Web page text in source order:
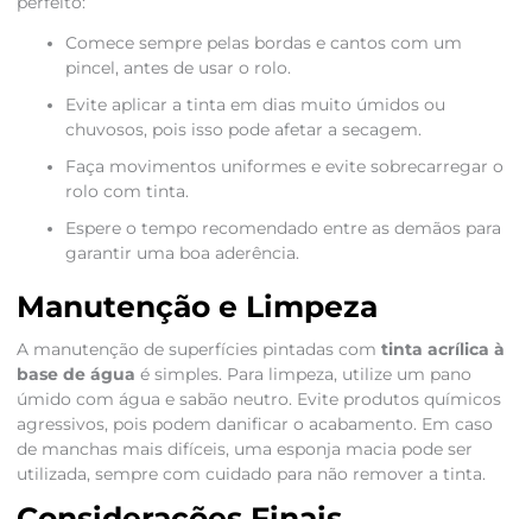
Comece sempre pelas bordas e cantos com um
pincel, antes de usar o rolo.
Evite aplicar a tinta em dias muito úmidos ou
chuvosos, pois isso pode afetar a secagem.
Faça movimentos uniformes e evite sobrecarregar o
rolo com tinta.
Espere o tempo recomendado entre as demãos para
garantir uma boa aderência.
Manutenção e Limpeza
A manutenção de superfícies pintadas com tinta acrílica à
base de água é simples. Para limpeza, utilize um pano
úmido com água e sabão neutro. Evite produtos químicos
agressivos, pois podem danificar o acabamento. Em caso
de manchas mais difíceis, uma esponja macia pode ser
utilizada, sempre com cuidado para não remover a tinta.